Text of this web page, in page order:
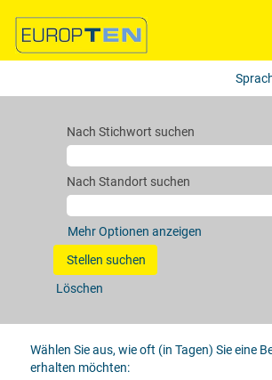
Nach Stichwort suchen
Nach Standort suchen
Mehr Optionen anzeigen
Löschen
Wählen Sie aus, wie oft (in Tagen) Sie eine
erhalten möchten: